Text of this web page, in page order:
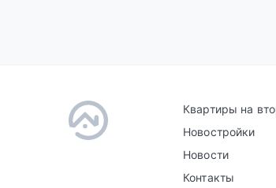
Квартиры на
Новостройки
Новости
Контакты